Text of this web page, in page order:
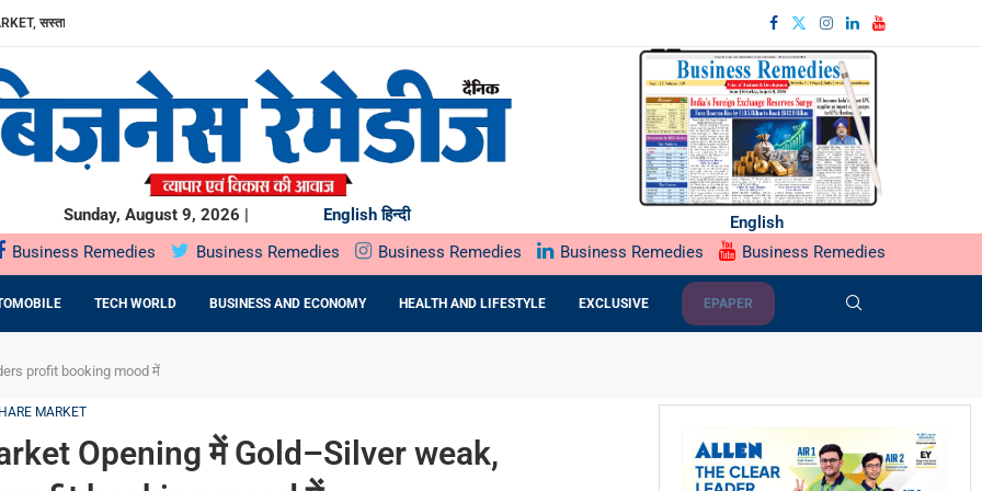
सस्ता...
AAVIN...
में उत्पादन...
BNP...
16TH BRICS TRADE MINISTERS’...
PRATIBHA AGARWAL ON...
के...
Sunday, August 9, 2026 | English हिन्दी
English
Business Remedies Business Remedies Business Remedies Business Remedies Business Remedies
TECH WORLD BUSINESS AND ECONOMY HEALTH AND LIFESTYLE EXCLUSIVE EPAPER
profit booking mood में
MARKET
Opening में Gold–Silver weak,